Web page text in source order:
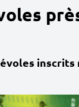
inscrits